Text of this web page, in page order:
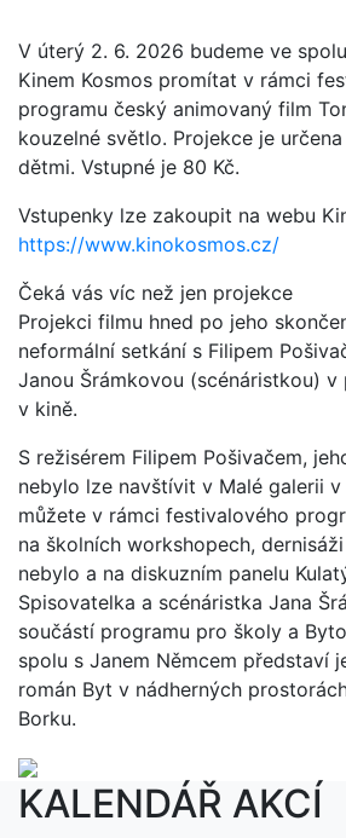
V úterý 2. 6. 2026 budeme ve
Kinem Kosmos promítat v rámci
programu český animovaný film
kouzelné světlo. Projekce je
dětmi. Vstupné je 80 Kč.
Vstupenky lze zakoupit na webu
https://www.kinokosmos.cz/
Čeká vás víc než jen projekce
Projekci filmu hned po jeho
neformální setkání s Filipem
Janou Šrámkovou (scénáristkou)
v kině.
S režisérem Filipem Pošivačem,
nebylo lze navštívit v Malé galerii v
můžete v rámci festivalového
na školních workshopech,
nebylo a na diskuzním panelu
Spisovatelka a scénáristka Jana
součástí programu pro školy a
spolu s Janem Němcem představí
román Byt v nádherných
Borku.
KALENDÁŘ AKCÍ